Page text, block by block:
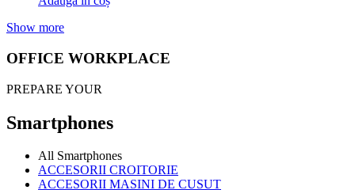
Show more
OFFICE WORKPLACE
PREPARE YOUR
Smartphones
All Smartphones
ACCESORII CROITORIE
ACCESORII MASINI DE CUSUT